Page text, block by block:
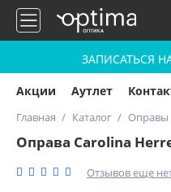
ЗАПИСАТЬСЯ
Акции Аутлет
Главная Каталог Оправы
Оправа Carolina
Отзывов еще